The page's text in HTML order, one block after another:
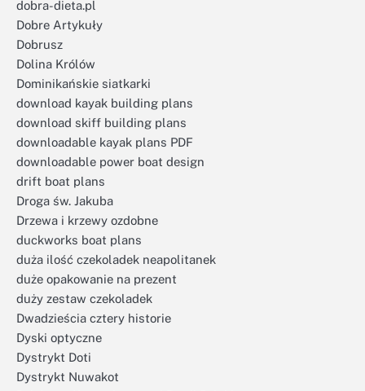
dobra-dieta.pl
Dobre Artykuły
Dobrusz
Dolina Królów
Dominikańskie siatkarki
download kayak building plans
download skiff building plans
downloadable kayak plans PDF
downloadable power boat design
drift boat plans
Droga św. Jakuba
Drzewa i krzewy ozdobne
duckworks boat plans
duża ilość czekoladek neapolitanek
duże opakowanie na prezent
duży zestaw czekoladek
Dwadzieścia cztery historie
Dyski optyczne
Dystrykt Doti
Dystrykt Nuwakot